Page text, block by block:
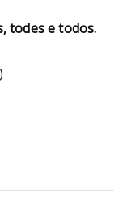
todes e todos.